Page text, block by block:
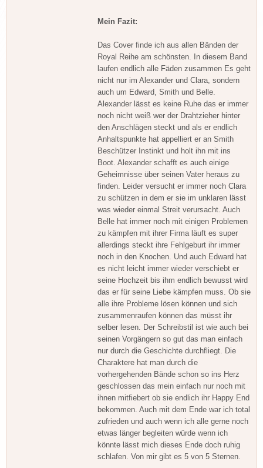
Mein Fazit:
Das Cover finde ich aus allen Bänden der
Royal Reihe am schönsten. In diesem Band
laufen endlich alle Fäden zusammen Es geht
nicht nur im Alexander und Clara, sondern
auch um Edward, Smith und Belle.
Alexander lässt es keine Ruhe das er immer
noch nicht weiß wer der Drahtzieher hinter
den Anschlägen steckt und als er endlich
Anhaltspunkte hat appelliert er an Smith
Beschützer Instinkt und holt ihn mit ins
Boot. Alexander schafft es auch einige
Geheimnisse über seinen Vater heraus zu
finden. Leider versucht er immer noch Clara
zu schützen in dem er sie im unklaren lässt
was wieder einmal Streit verursacht. Auch
Belle hat immer noch mit einigen Problemen
zu kämpfen mit ihrer Firma läuft es super
allerdings steckt ihre Fehlgeburt ihr immer
noch in den Knochen. Und auch Edward hat
es nicht leicht immer wieder verschiebt er
seine Hochzeit bis ihm endlich bewusst wird
das er für seine Liebe kämpfen muss. Ob sie
alle ihre Probleme lösen können und sich
zusammenraufen können das müsst ihr
selber lesen. Der Schreibstil ist wie auch bei
seinen Vorgängern so gut das man einfach
nur durch die Geschichte durchfliegt. Die
Charaktere hat man durch die
vorhergehenden Bände schon so ins Herz
geschlossen das mein einfach nur noch mit
ihnen mitfiebert ob sie endlich ihr Happy End
bekommen. Auch mit dem Ende war ich total
zufrieden und auch wenn ich alle gerne noch
etwas länger begleiten würde wenn ich
könnte lässt mich dieses Ende doch ruhig
schlafen. Von mir gibt es 5 von 5 Sternen.